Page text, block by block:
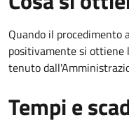
Quando il
positivamente si ottiene
tenuto
Tempi e